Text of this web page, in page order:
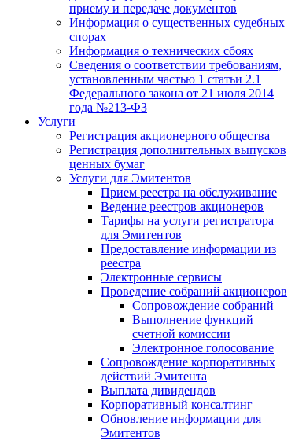
приему и передаче документов
Информация о существенных судебных
спорах
Информация о технических сбоях
Сведения о соответствии требованиям,
установленным частью 1 статьи 2.1
Федерального закона от 21 июля 2014
года №213-ФЗ
Услуги
Регистрация акционерного общества
Регистрация дополнительных выпусков
ценных бумаг
Услуги для Эмитентов
Прием реестра на обслуживание
Ведение реестров акционеров
Тарифы на услуги регистратора
для Эмитентов
Предоставление информации из
реестра
Электронные сервисы
Проведение собраний акционеров
Сопровождение собраний
Выполнение функций
счетной комиссии
Электронное голосование
Сопровождение корпоративных
действий Эмитента
Выплата дивидендов
Корпоративный консалтинг
Обновление информации для
Эмитентов